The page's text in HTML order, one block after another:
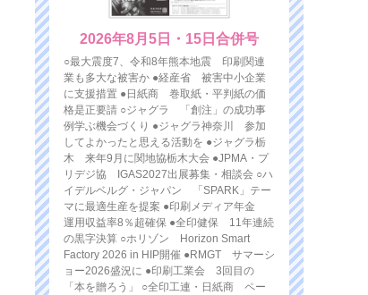
2026年8月5日・15日合併号
○最大震度7、令和8年熊本地震 印刷関連
業も多大な被害か ●経産省 被害中小企業
に支援措置 ●日紙商 巻取紙・平判紙の価
格是正要請 ○ジャグラ 「創注」の成功事
例学ぶ機会づくり ●ジャグラ神奈川 参加
してよかったと思える活動を ●ジャグラ栃
木 来年9月に関地協栃木大会 ●JPMA・プ
リデジ協 IGAS2027出展募集・相談会 ○ハ
イデルベルグ・ジャパン 「SPARK」テー
マに最適生産を提案 ●印刷メディア年金
運用収益率8％超確保 ●全印健保 11年連続
の黒字決算 ○ホリゾン Horizon Smart
Factory 2026 in HIP開催 ●RMGT サマーシ
ョー2026盛況に ●印刷工業会 3回目の
「本を贈ろう」 ○全印工連・日紙商 ペー